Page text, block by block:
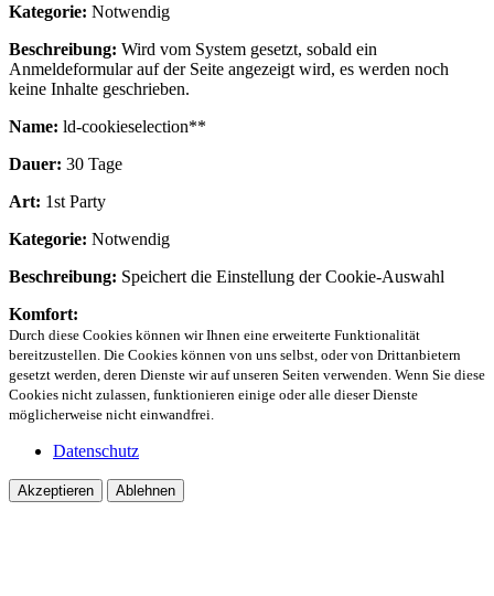
Kategorie: Notwendig
Beschreibung: Wird vom System gesetzt, sobald ein
Anmeldeformular auf der Seite angezeigt wird, es werden noch
keine Inhalte geschrieben.
Name: ld-cookieselection**
Dauer: 30 Tage
Art: 1st Party
Kategorie: Notwendig
Beschreibung: Speichert die Einstellung der Cookie-Auswahl
Komfort:
Durch diese Cookies können wir Ihnen eine erweiterte Funktionalität
bereitzustellen. Die Cookies können von uns selbst, oder von Drittanbietern
gesetzt werden, deren Dienste wir auf unseren Seiten verwenden. Wenn Sie diese
Cookies nicht zulassen, funktionieren einige oder alle dieser Dienste
möglicherweise nicht einwandfrei.
Datenschutz
Akzeptieren Ablehnen